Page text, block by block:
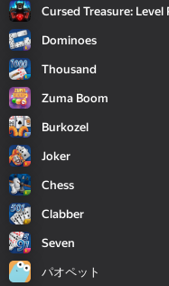
Cursed Treasure: Level
Dominoes
Thousand
Zuma Boom
Burkozel
Joker
Chess
Clabber
Seven
パオペット